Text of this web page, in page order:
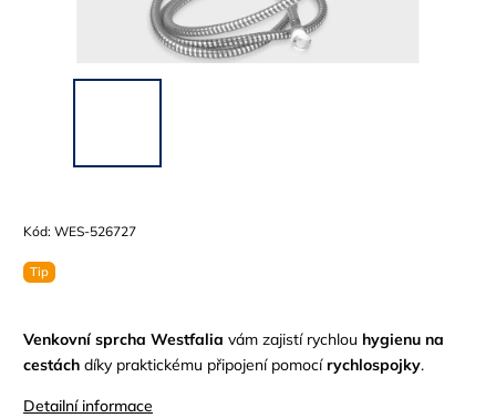
Kód: WES-526727
Tip
Venkovní sprcha Westfalia vám zajistí rychlou hygienu na
cestách díky praktickému připojení pomocírychlospojky.
Detailní informace